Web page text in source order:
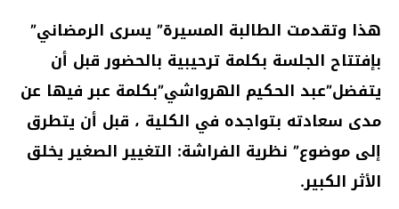
هذا وتقدمت الطالبة المسيرة” يسرى الرمضاني”
بإفتتاح الجلسة بكلمة ترحيبية بالحضور قبل أن
يتفضل”عبد الحكيم الهرواشي”بكلمة عبر فيها عن
مدى سعادته بتواجده في الكلية ، قبل أن يتطرق
إلى موضوع” نظرية الفراشة: التغيير الصغير يخلق
اﻷثر الكبير.